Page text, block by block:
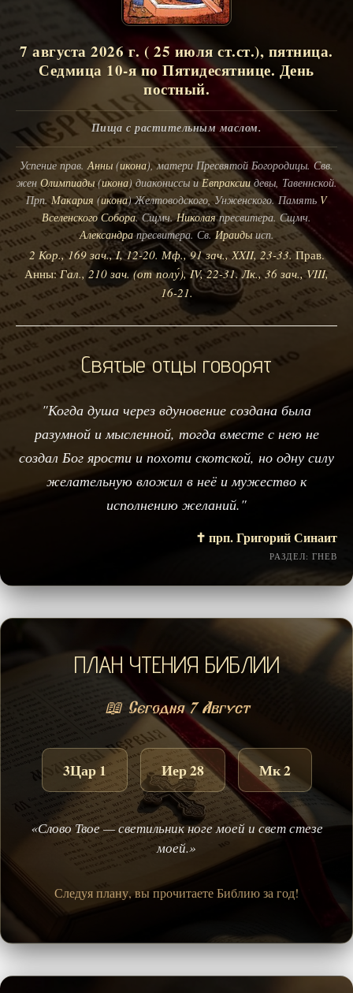
7 августа 2026 г. ( 25 июля ст.ст.), пятница.
Седмица 10-я по Пятидесятнице. День
постный.
Пища с растительным маслом.
Успение прав. Анны (икона), матери Пресвятой Богородицы. Свв.
жен Олимпиады(икона) диакониссы иЕвпраксиидевы, Тавеннской.
Прп.Макария (икона) Желтоводского, Унженского. Память V
Вселенского Собора. Сщмч.Николаяпресвитера. Сщмч.
Александрапресвитера. Св.Ираидыисп.
2 Кор., 169 зач., I, 12-20. Мф., 91 зач., XXII, 23-33.Прав.
Анны:Гал., 210 зач. (от полу́), IV, 22-31. Лк., 36 зач., VIII,
16-21.
Святые отцы говорят
"Когда душа через вдуновение создана была
разумной и мысленной, тогда вместе с нею не
создал Бог ярости и похоти скотской, но одну силу
желательную вложил в неё и мужество к
исполнению желаний."
✝️ прп. Григорий Синаит
РАЗДЕЛ: ГНЕВ
ПЛАН ЧТЕНИЯ БИБЛИИ
📖 Сегодня 7 Август
3Цар 1 Иер 28 Мк 2
«Слово Твое — светильник ноге моей и свет стезе
моей.»
Следуя плану, вы прочитаете Библию за год!